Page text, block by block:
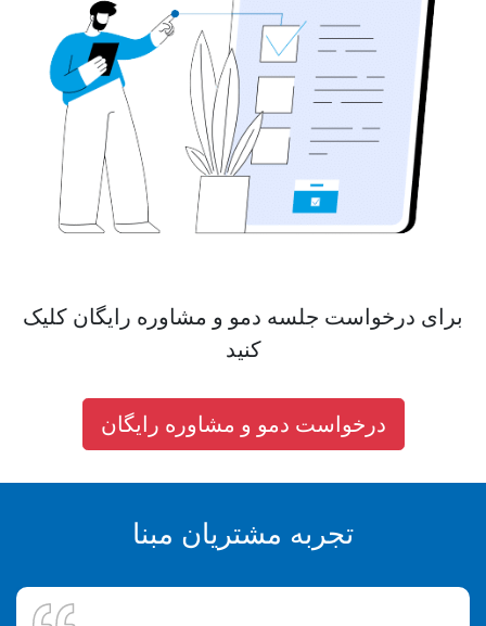
برای درخواست جلسه دمو و مشاوره رایگان کلیک
کنید
درخواست دمو و مشاوره رایگان
تجربه مشتریان مبنا